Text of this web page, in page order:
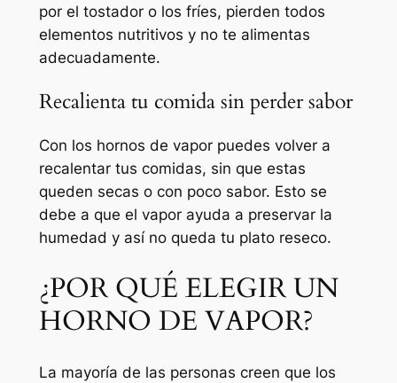
por el tostador o los fríes, pierden todos
elementos nutritivos y no te alimentas
adecuadamente.
Recalienta tu comida sin perder sabor
Con los hornos de vapor puedes volver a
recalentar tus comidas, sin que estas
queden secas o con poco sabor. Esto se
debe a que el vapor ayuda a preservar la
humedad y así no queda tu plato reseco.
¿POR QUÉ ELEGIR UN
HORNO DE VAPOR?
La mayoría de las personas creen que los